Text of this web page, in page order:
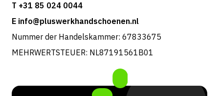
T +31 85 024 0044
E info@pluswerkhandschoenen.nl
Nummer der Handelskammer: 67833675
MEHRWERTSTEUER: NL87191561B01